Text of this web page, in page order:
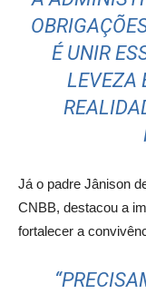
É UNIR
LEVEZA
Já o padre Jânison
CNBB, destacou a
fortalecer a